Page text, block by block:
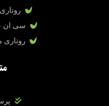
روتاری ۸ کله ۴محور
سی ان